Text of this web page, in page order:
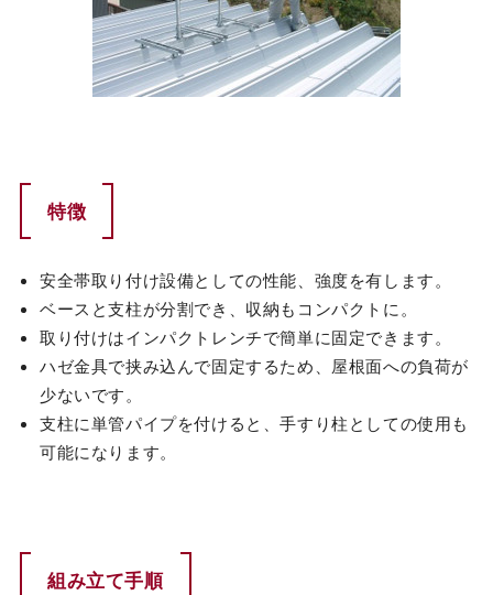
特徴
安全帯取り付け設備としての性能、強度を有します。
ベースと支柱が分割でき、収納もコンパクトに。
取り付けはインパクトレンチで簡単に固定できます。
ハゼ金具で挟み込んで固定するため、屋根面への負荷が
少ないです。
支柱に単管パイプを付けると、手すり柱としての使用も
可能になります。
組み立て手順